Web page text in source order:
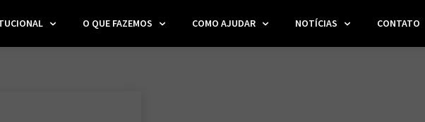
O QUE FAZEMOS COMO AJUDAR NOTÍCIAS CONTATO